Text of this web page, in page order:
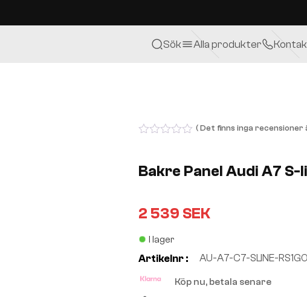
Sök Alla produkter
of
5
( Det finns inga recensioner
Bakre Panel Audi A7 S-
2 539 SEK
I lager
Artikelnr : AU-A7-C7-SLINE-
Köp nu, betala senare